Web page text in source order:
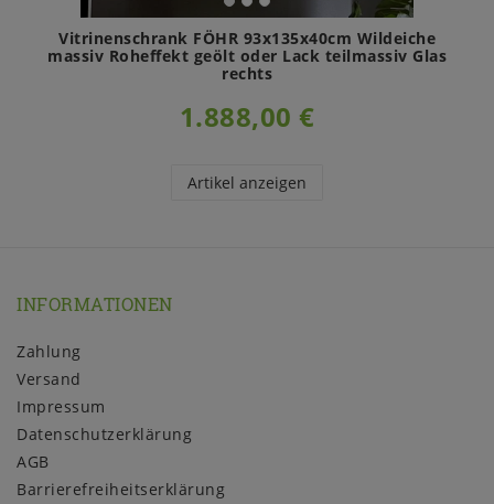
Vitrinenschrank FÖHR 93x135x40cm Wildeiche
massiv Roheffekt geölt oder Lack teilmassiv Glas
rechts
1.888,00 €
Artikel anzeigen
INFORMATIONEN
Zahlung
Versand
Impressum
Daten­schutz­erklärung
AGB
Barrierefreiheitserklärung